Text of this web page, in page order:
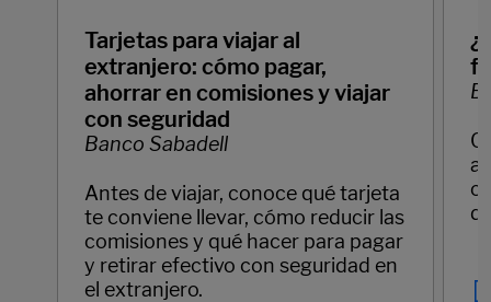
Tarjetas para viajar al
extranjero: cómo pagar,
ahorrar en comisiones y viajar
con seguridad
Banco Sabadell
Antes de viajar, conoce qué tarjeta
te conviene llevar, cómo reducir las
comisiones y qué hacer para pagar
y retirar efectivo con seguridad en
el extranjero.